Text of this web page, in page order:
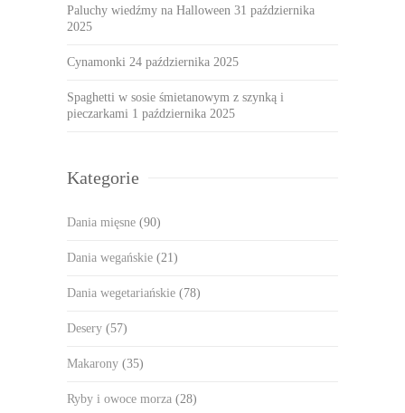
Paluchy wiedźmy na Halloween 31 października
2025
Cynamonki 24 października 2025
Spaghetti w sosie śmietanowym z szynką i
pieczarkami 1 października 2025
Kategorie
Dania mięsne (90)
Dania wegańskie (21)
Dania wegetariańskie (78)
Desery (57)
Makarony (35)
Ryby i owoce morza (28)